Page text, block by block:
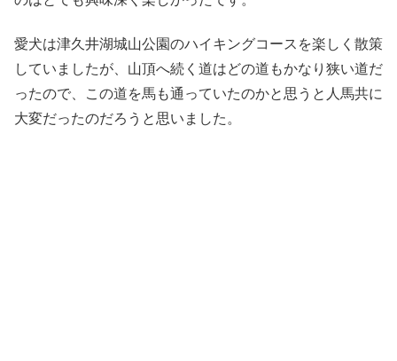
愛犬は津久井湖城山公園のハイキングコースを楽しく散策
していましたが、山頂へ続く道はどの道もかなり狭い道だ
ったので、この道を馬も通っていたのかと思うと人馬共に
大変だったのだろうと思いました。